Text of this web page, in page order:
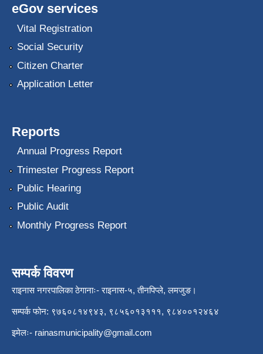
eGov services
Vital Registration
Social Security
Citizen Charter
Application Letter
Reports
Annual Progress Report
Trimester Progress Report
Public Hearing
Public Audit
Monthly Progress Report
सम्पर्क विवरण
राइनास नगरपालिका ठेगानाः- राइनास-५, तीनपिप्ले, लमजुङ।
सम्पर्क फोन: ९७६०८१४९४३, ९८५६०१३१११, ९८४००१२४६४
इमेलः- rainasmunicipality@gmail.com